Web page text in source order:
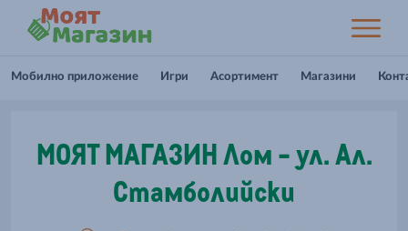
Мобилно приложение Игри Асортимент Магазини
МОЯТ МАГАЗИН Лом - ул. Ал.
Стамболийски